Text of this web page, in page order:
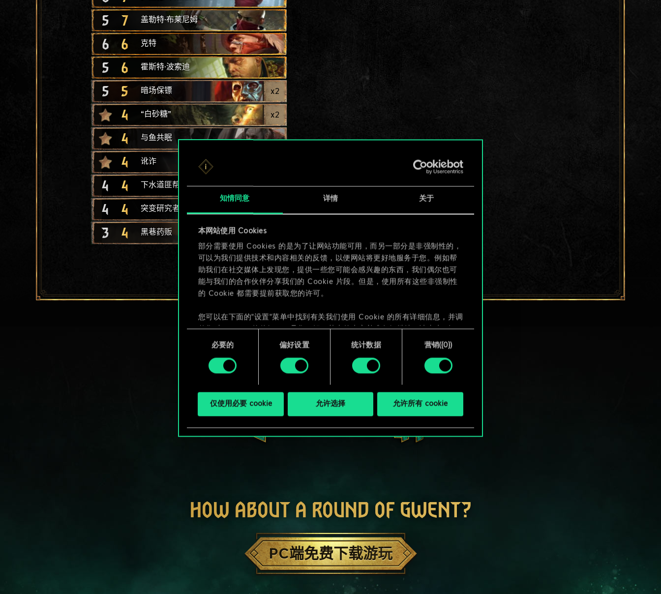
知情同意 详情 关于
本网站使用 Cookies
部分需要使用 Cookies 的是为了让网站功能可用，而另一部分是非强制性的，
可以为我们提供技术和内容相关的反馈，以便网站将更好地服务于您。例如帮
助我们在社交媒体上发现您，提供一些您可能会感兴趣的东西，我们偶尔也可
能与我们的合作伙伴分享我们的 Cookie 片段。但是，使用所有这些非强制性
的 Cookie 都需要提前获取您的许可。
您可以在下面的"设置"菜单中找到有关我们使用 Cookie 的所有详细信息，并调
整您对 Cookie 的偏好。一旦您了解了其中的内容并准备好继续，请点击"确
定"。
必要的 偏好设置 统计数据 营销({0})
仅使用必要 cookie 允许选择 允许所有 cookie
5 7 盖勒特·布莱尼姆
6 6 克特
5 6 霍斯特·波索迪
5 5 暗场保镖 x2
4 “白砂糖” x2
4 与鱼共眠
4 讹诈
4 4 下水道匪帮 x2
4 4 突变研究者
3 4 黑巷药贩
HOW ABOUT A ROUND OF GWENT?
PC端免费下载游玩